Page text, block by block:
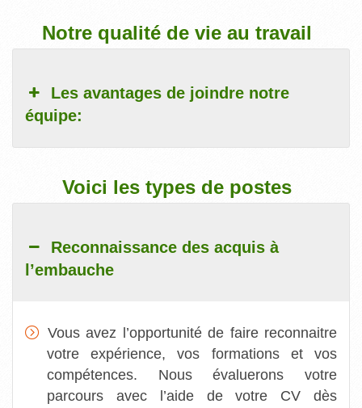
Notre qualité de vie au travail
Les avantages de joindre notre
équipe:
Voici les types de postes
Reconnaissance des acquis à
l’embauche
Vous avez l’opportunité de faire reconnaitre
votre expérience, vos formations et vos
compétences. Nous évaluerons votre
parcours avec l’aide de votre CV dès